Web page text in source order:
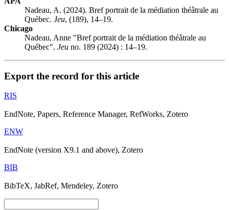
Nadeau, A. (2024). Bref portrait de la médiation théâtrale au
Québec. Jeu, (189), 14–19.
Chicago
Nadeau, Anne "Bref portrait de la médiation théâtrale au
Québec". Jeu no. 189 (2024) : 14–19.
Export the record for this article
RIS
EndNote, Papers, Reference Manager, RefWorks, Zotero
ENW
EndNote (version X9.1 and above), Zotero
BIB
BibTeX, JabRef, Mendeley, Zotero